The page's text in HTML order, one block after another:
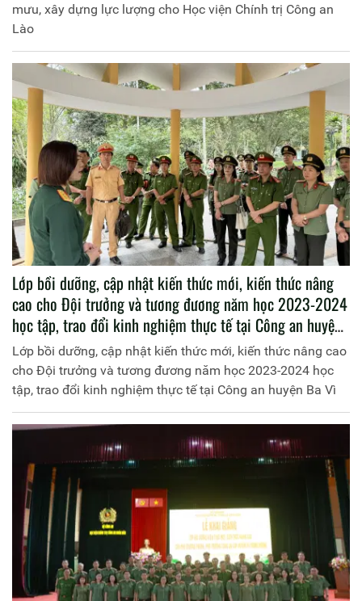
mưu, xây dựng lực lượng cho Học viện Chính trị Công an
Lào
Lớp bồi dưỡng, cập nhật kiến thức mới, kiến thức nâng
cao cho Đội trưởng và tương đương năm học 2023-2024
học tập, trao đổi kinh nghiệm thực tế tại Công an huyện
Ba Vì
Lớp bồi dưỡng, cập nhật kiến thức mới, kiến thức nâng cao
cho Đội trưởng và tương đương năm học 2023-2024 học
tập, trao đổi kinh nghiệm thực tế tại Công an huyện Ba Vì